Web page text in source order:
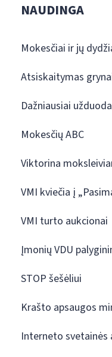
NAUDINGA
Mokesčiai ir jų
Atsiskaitymas
Dažniausiai
Mokesčių ABC
Viktorina
VMI kviečia į
VMI turto aukcionai
Įmonių VDU
STOP šešėliui
Krašto apsaugos
Interneto